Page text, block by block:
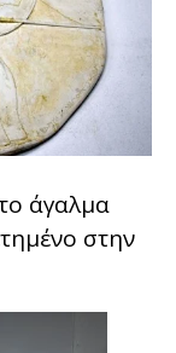
άγαλμα
στην